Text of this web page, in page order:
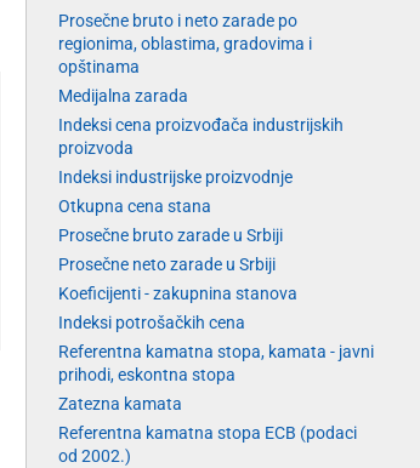
Prosečne bruto i neto zarade po
regionima, oblastima, gradovima i
opštinama
Medijalna zarada
Indeksi cena proizvođača industrijskih
proizvoda
Indeksi industrijske proizvodnje
Otkupna cena stana
Prosečne bruto zarade u Srbiji
Prosečne neto zarade u Srbiji
Koeficijenti - zakupnina stanova
Indeksi potrošačkih cena
Referentna kamatna stopa, kamata - javni
prihodi, eskontna stopa
Zatezna kamata
Referentna kamatna stopa ECB (podaci
od 2002.)